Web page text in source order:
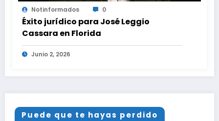
Notinformados 0
Éxito jurídico para José Leggio
Cassara en Florida
Junio 2, 2026
Puede que te hayas perdido